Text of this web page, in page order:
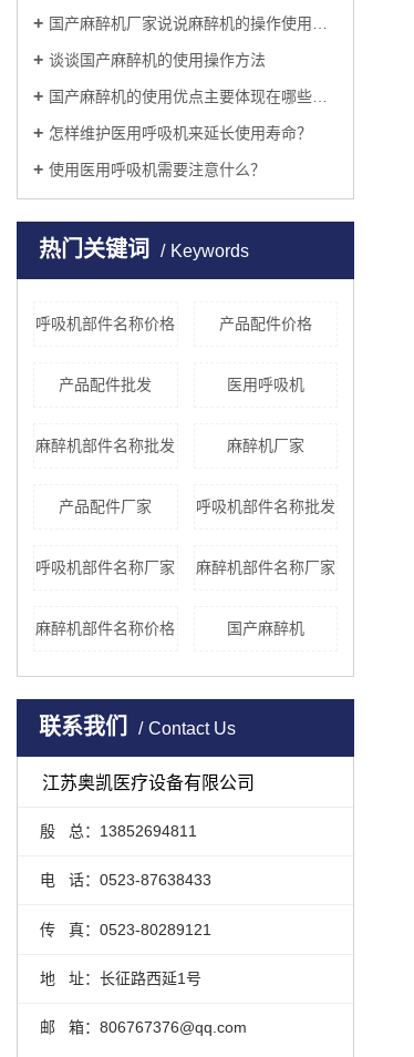
国产麻醉机厂家说说麻醉机的操作使用和维护管理
谈谈国产麻醉机的使用操作方法
国产麻醉机的使用优点主要体现在哪些方面？
怎样维护医用呼吸机来延长使用寿命？
使用医用呼吸机需要注意什么？
热门关键词 Keywords
呼吸机部件名称价格 产品配件价格
产品配件批发 医用呼吸机
麻醉机部件名称批发 麻醉机厂家
产品配件厂家 呼吸机部件名称批发
呼吸机部件名称厂家 麻醉机部件名称厂家
麻醉机部件名称价格 国产麻醉机
联系我们 Contact Us
江苏奥凯医疗设备有限公司
殷 总：13852694811
电 话：0523-87638433
传 真：0523-80289121
地 址：长征路西延1号
邮 箱：806767376@qq.com